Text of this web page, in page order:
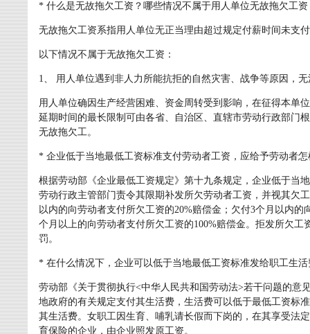
* 什么是无故拖欠工资？哪些情况不属于用人单位无故拖欠工资
无故拖欠工资系指用人单位无正当理由超过规定付薪时间未支
以下情况不属于无故拖欠工资：
1、 用人单位遇到非人力所能抗拒的自然灾害、战争等原因，
用人单位确因生产经营困难、资金周转受到影响，在征得本单
延期时间的最长限制可由各省、自治区、直辖市劳动行政部门
无故拖欠工。
* 企业低于当地最低工资标准支付劳动者工资，应给予劳动者
根据劳动部《企业最低工资规定》第十九条规定，企业低于当
劳动行政主管部门责令其限期补发所欠劳动者工资，并视其欠
以内的向劳动者支付所欠工资的20%赔偿金；欠付3个月以内
个月以上的向劳动者支付所欠工资的100%赔偿金。拒发所欠
罚。
* 在什么情况下，企业可以低于当地最低工资标准发给职工生
劳动部《关于贯彻执行<中华人民共和国劳动法>若干问题的意
地政府的有关规定支付其生活费，生活费可以低于最低工资标
其生活费。女职工因生育、哺乳请长假而下岗的，在其享受法
育保险的企业，由企业照发原工资。